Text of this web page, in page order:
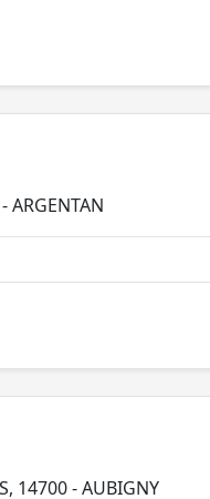
ARGENTAN
14700 - AUBIGNY